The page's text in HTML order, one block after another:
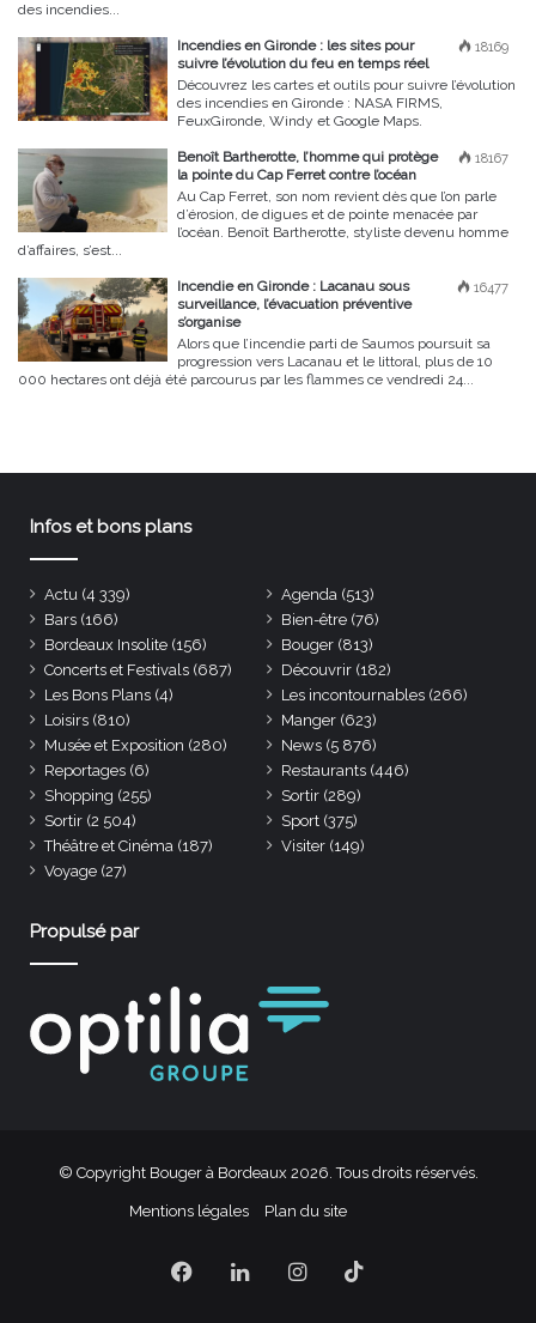
des incendies...
18169
Incendies en Gironde : les sites pour
suivre l’évolution du feu en temps réel
Découvrez les cartes et outils pour suivre l’évolution
des incendies en Gironde : NASA FIRMS,
FeuxGironde, Windy et Google Maps.
18167
Benoît Bartherotte, l’homme qui protège
la pointe du Cap Ferret contre l’océan
Au Cap Ferret, son nom revient dès que l’on parle
d’érosion, de digues et de pointe menacée par
l’océan. Benoît Bartherotte, styliste devenu homme
d’affaires, s’est...
16477
Incendie en Gironde : Lacanau sous
surveillance, l’évacuation préventive
s’organise
Alors que l’incendie parti de Saumos poursuit sa
progression vers Lacanau et le littoral, plus de 10
000 hectares ont déjà été parcourus par les flammes ce vendredi 24...
Infos et bons plans
Actu (4 339) Agenda (513)
Bars (166) Bien-être (76)
Bordeaux Insolite (156) Bouger (813)
Concerts et Festivals (687) Découvrir (182)
Les Bons Plans (4) Les incontournables (266)
Loisirs (810) Manger (623)
Musée et Exposition (280) News (5 876)
Reportages (6) Restaurants (446)
Shopping (255) Sortir (289)
Sortir (2 504) Sport (375)
Théâtre et Cinéma (187) Visiter (149)
Voyage (27)
Propulsé par
© Copyright Bouger à Bordeaux 2026. Tous droits réservés.
Mentions légales Plan du site
Facebook
LinkedinInstagram